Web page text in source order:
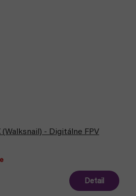
(Walksnail) - Digitálne FPV
Detail